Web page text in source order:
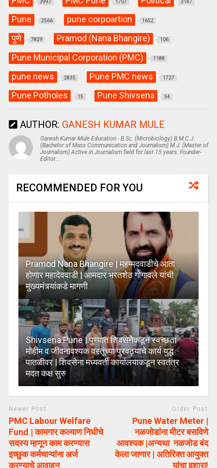
3997 1707 3147
Pune 2566 pune corpoartion 1652
पुणे 7829 Pramod (Nana Bhangire) 106
Pune Municipal Corporation (PMC) 1188
pune news 2835 Pune PMC news 1727
Pune Potholes 15 Pune Shivsena 54
AUTHOR: GANESH KUMAR MULE
Ganesh Kumar Mule Education - B.Sc. (Microbiology) B.M.C.J
(Bachelor of Mass Communication and Journalism) M.J. (Master of
Journalism) Active in Journalism field for last 15 years. Founder-
Editor...
RECOMMENDED FOR YOU
Pramod Nana Bhangire | महम्मदवाडीचे आता
होणार महादेववाडी | आमदार भरतशेठ गोगावले यांची
मुख्यमंत्र्यांकडे मागणी
Shivsena Pune | पुण्यात शिवसेनेकडून स्वच्छता
मोहीम व जीवनावश्यक वस्तूंच्या पुरवठ्याचे कार्य युद्ध
पातळीवर | शिवसेना मध्यवर्ती कार्यालयाकडून स्वतंत्र
मदत कक्ष सुरु
Newer Post
PMC Labour Welfare
Fund | कामगार कल्याण निधीचे
सदस्य म्हणून काम करण्यास
इच्छुक कर्मचाऱ्यांना अर्ज
करण्याचे आवाहन
Older Post
Pune Water Meter |
नळजोडांना मीटर बसविणे
आवश्यक |अन्यथा नळजोड बंद
केला जाणार | अतिरिक्त आयुक्त
यांचा इशारा!